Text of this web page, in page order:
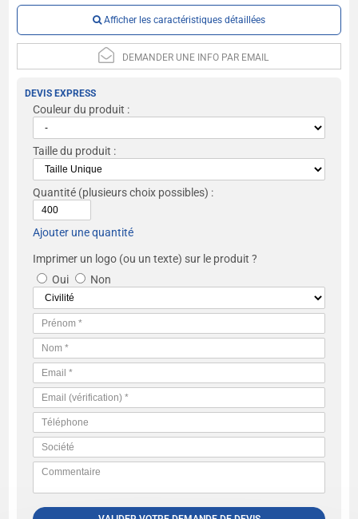
Afficher les caractéristiques détaillées
DEMANDER UNE INFO PAR EMAIL
DEVIS EXPRESS
Couleur du produit :
Taille du produit :
Quantité (plusieurs choix possibles) :
Ajouter une quantité
Imprimer un logo (ou un texte) sur le produit ?
Oui
Non